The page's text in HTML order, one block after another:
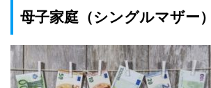
母子家庭（シングルマザー